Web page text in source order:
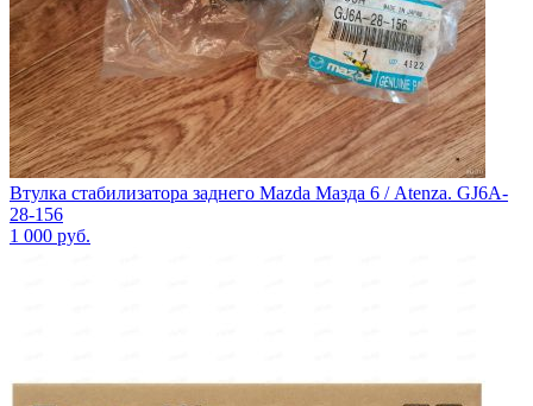
Втулка стабилизатора заднего Mazda Мазда 6 / Atenza. GJ6A-
28-156
1 000 руб.